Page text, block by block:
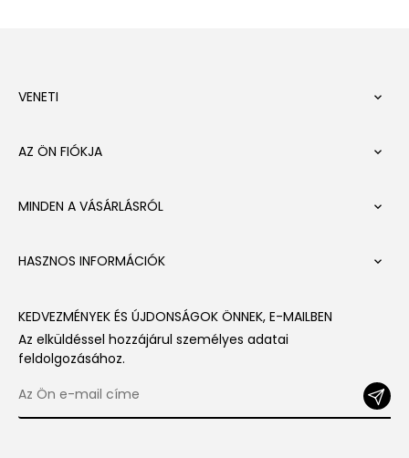
VENETI 
AZ ÖN FIÓKJA 
MINDEN A VÁSÁRLÁSRÓL 
HASZNOS INFORMÁCIÓK 
KEDVEZMÉNYEK ÉS ÚJDONSÁGOK ÖNNEK, E-MAILBEN
Az elküldéssel hozzájárul személyes adatai
feldolgozásához.